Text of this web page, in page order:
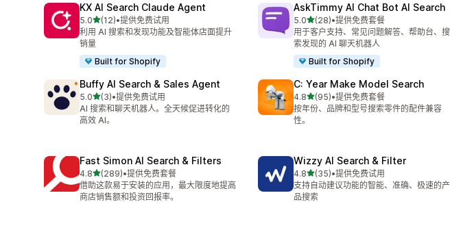
KX AI Search Claude Agent
5.0星（满分 5 星）
(12)
总共 12 条评论
•提供免费试用
利用 AI 搜索和发现功能及智能体店面提升
销量
Built for Shopify
AskTimmy AI Chat Bot AI Search
5.0星（满分 5 星）
(28)
总共 28 条评论
•提供免费套餐
用于客户支持、常见问题解答、帮助台、搜
索发现的 AI 聊天机器人
Built for Shopify
Buffy AI Search & Sales Agent
5.0星（满分 5 星）
(3)
总共 3 条评论
•提供免费试用
AI 搜索和聊天机器人。全天候促进转化的
高效 AI。
C: Year Make Model Search
4.8星（满分 5 星）
(95)
总共 95 条评论
•提供免费套餐
按年份、品牌和型号搜索零件的配件兼容
性。
Fast Simon AI Search & Filters
4.8星（满分 5 星）
(289)
总共 289 条评论
•提供免费套餐
借助这款易于安装的应用，最大限度地提高
商店销售额和投资回报率。
Wizzy AI Search & Filter
4.8星（满分 5 星）
(35)
总共 35 条评论
•提供免费试用
支持自动建议功能的智能、准确、极速的产
品搜索